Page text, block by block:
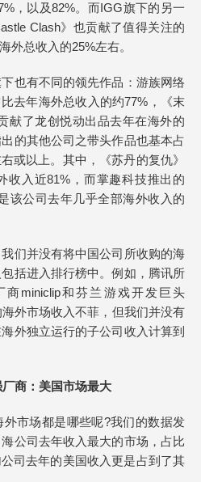
，以及82%。而IGG旗下的另一
Clash》也贡献了值得关注的
外总收入的25%左右。
也有不同的领先作品：游族网络
去年海外总收入的约77%，《末
献了龙创悦动出品去年在海外的
的其他公司之带头作品也基本占
或以上。其中，《苏丹的复仇》
收入近81%，而掌趣科技推出的
该公司去年几乎全部海外收入的
们并没有将中国公司所收购的海
括进入排行榜中。例如，腾讯所
miniclip和芬兰游戏开发巨头
外市场收入不菲，但我们并没有
外独立运行的子公司收入计算到
商：美国市场最大
市场都是哪些呢?我们的数据发
公司去年收入最大的市场，占比
司去年的美国收入更是占到了其